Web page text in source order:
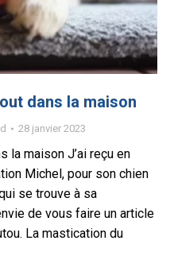
dans la maison
28 janvier 2023
la maison J’ai reçu en
Michel, pour son chien
se trouve à sa
de vous faire un article
La mastication du